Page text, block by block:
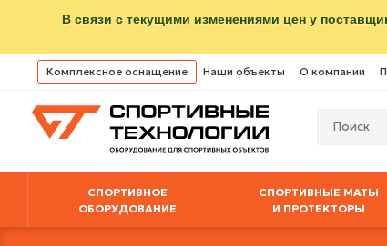
В связи с текущими изменениями цен у
Комплексное оснащение Наши объекты О компании
СПОРТИВНОЕ
ОБОРУДОВАНИЕ
СПОРТИВНЫЕ МАТЫ
И ПРОТЕКТОРЫ